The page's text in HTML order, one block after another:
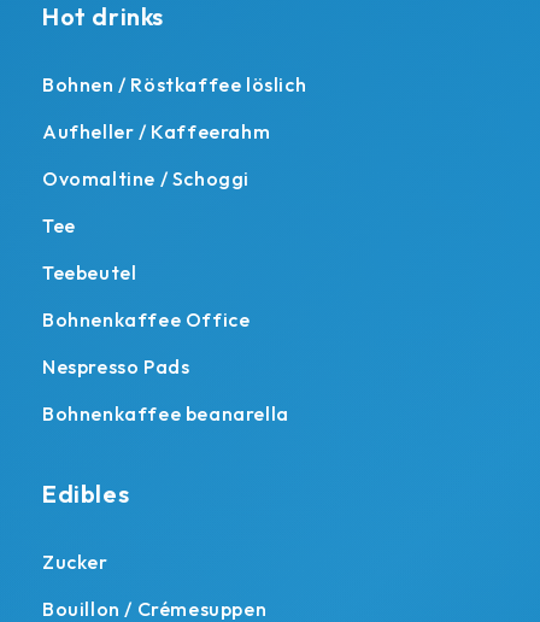
Hot drinks
Bohnen / Röstkaffee löslich
Aufheller / Kaffeerahm
Ovomaltine / Schoggi
Tee
Teebeutel
Bohnenkaffee Office
Nespresso Pads
Bohnenkaffee beanarella
Edibles
Zucker
Bouillon / Crémesuppen